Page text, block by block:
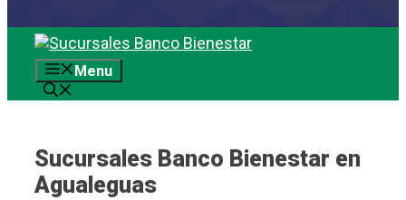
Saltar
contenidoMenu
Sucursales Banco Bienestar en
Agualeguas